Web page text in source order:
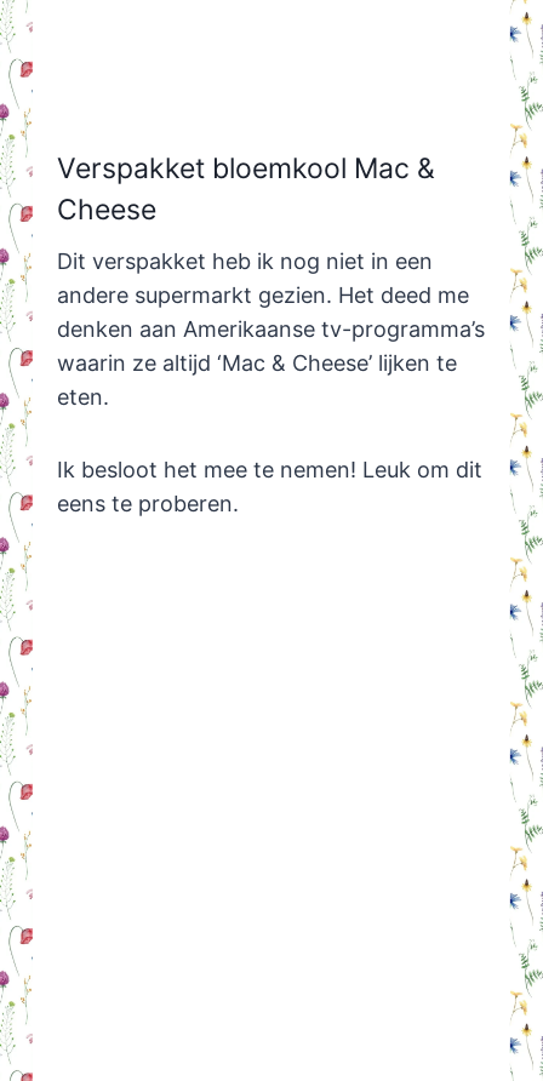
Verspakket bloemkool Mac &
Cheese
Dit verspakket heb ik nog niet in een
andere supermarkt gezien. Het deed me
denken aan Amerikaanse tv-programma’s
waarin ze altijd ‘Mac & Cheese’ lijken te
eten.
Ik besloot het mee te nemen! Leuk om dit
eens te proberen.